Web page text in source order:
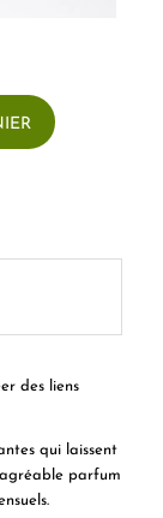
des liens
qui laissent
agréable parfum